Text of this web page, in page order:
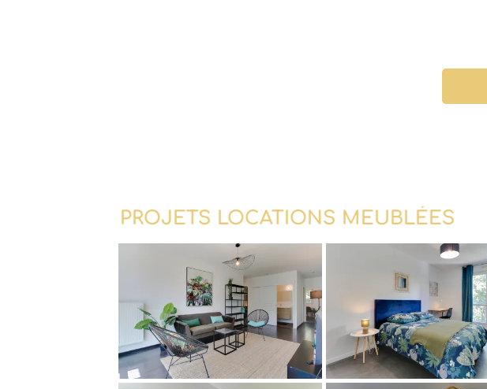
PROJETS LOCATIONS MEUBLÉES